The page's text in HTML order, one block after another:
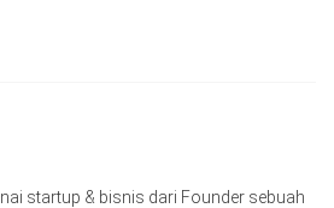
startup & bisnis dari Founder sebuah